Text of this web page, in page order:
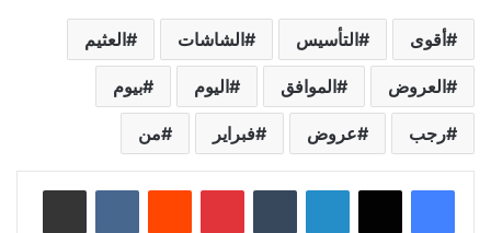
أقوى التأسيس الشاشات العثيم
العروض الموافق اليوم بيوم
رجب عروض فبراير من
لينكدإن بينتيريست